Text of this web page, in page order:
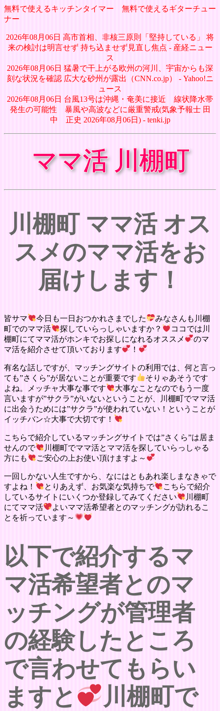
無料で使えるキッチンタイマー
無料で使えるギターチュー
ナー
2026年08月06日 高市首相、非核三原則「堅持している」 将
来の検討は明言せず 持ち込ませず見直し焦点 - 産経ニュー
ス
2026年08月06日 猛暑で干上がる欧州の河川、宇宙からも深
刻な状況を確認 広大な砂州が露出（CNN.co.jp） - Yahoo!ニ
ュース
2026年08月06日 台風13号は沖縄・奄美に接近 線状降水帯
発生の可能性 暴風や高波などに厳重警戒(気象予報士 田
中 正史 2026年08月06日) - tenki.jp
ママ活 川棚町
川棚町 ママ活 オス
スメのママ活をお
届けします！
皆サマ 今日も一日おつかれさまでした
みなさんも川棚
町でのママ活
探していらっしゃいますか？
ココでは川
棚町にてママ活がホンキでお探しになれるオススメ
のマ
マ活を紹介させて頂いております
！
有名な話しですが、マッチングサイトの利用では、何と言っ
ても”さくら”が居ないことが重要です
そりゃあそうです
よね。メッチャ大事な事です
大事なことなのでもう一度
言いますが”サクラ”がいないということが、川棚町でママ活
に出会うためには”サクラ”が使われていない！ということが
イッチバン☆大事で大切です！
こちらで紹介しているマッチングサイトでは”さくら”は居ま
せんので
川棚町でママ活とママ活を探していらっしゃる
方にも
ご安心の上お使い頂けますよ～
一回しかない人生ですから、なにはともあれ楽しまなきゃで
すよね！
とりあえず、お気楽な気持ちで
こちらで紹介
しているサイトにいくつか登録してみてください
川棚町
にてママ活
よいママ活希望者とのマッチングが訪れるこ
とを祈っています～
以下で紹介するマ
マ活希望者とのマ
ッチングが管理者
の経験したところ
で言わせてもらい
ますと
川棚町で